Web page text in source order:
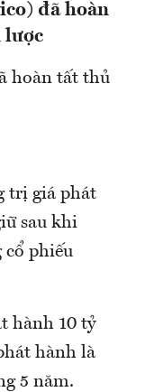
đã hoàn
lược
hoàn tất thủ
trị giá phát
sau khi
cổ phiếu
hành 10 tỷ
hành là
5 năm.